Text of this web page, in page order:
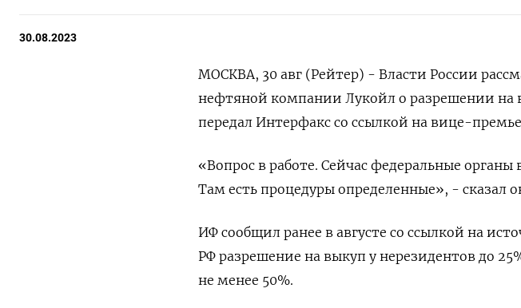
30.08.2023
МОСКВА, 30 авг (Рейтер) - Власти России
нефтяной компании Лукойл о разрешении на
передал Интерфакс со ссылкой на вице-
«Вопрос в работе. Сейчас федеральные
Там есть процедуры определенные», - сказал
ИФ сообщил ранее в августе со ссылкой на
РФ разрешение на выкуп у нерезидентов до
не менее 50%.